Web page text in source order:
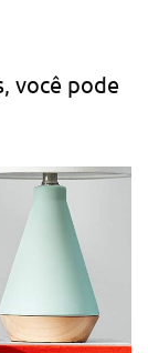
você pode